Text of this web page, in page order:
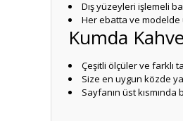
Dış yüzeyleri işlemeli
Her ebatta ve modelde
Kumda
Çeşitli ölçüler ve farklı
Size en uygun közde
Sayfanın üst